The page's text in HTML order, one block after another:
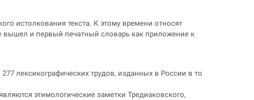
истолкования текста. К этому времени относят
вышел и первый печатный словарь как приложение к
лексикографических трудов, изданных в России в то
этимологические заметки Тредиаковского,